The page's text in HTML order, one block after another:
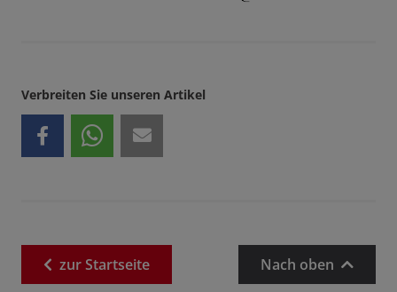
Verbreiten Sie unseren Artikel
zurStartseite Nach oben